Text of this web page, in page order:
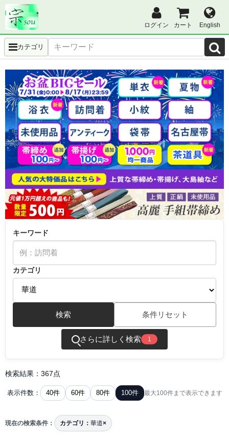
ログイン カート English
カテゴリ
キーワード
カテゴリ
検索 条件リセット
さらに詳しく検索 1
検索結果：367点
表示件数： 40件 60件 80件 100件 最大100件まで表示できます
現在の検索条件： カテゴリ： 華道×